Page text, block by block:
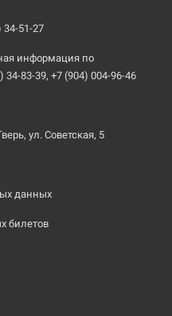
34-51-27
информация по
83-39, +7 (904) 004-96-46
ул. Советская, 5
данных
билетов